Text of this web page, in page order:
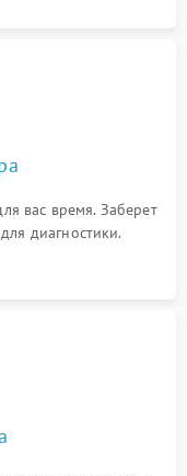
вас время. Заберет
диагностики.